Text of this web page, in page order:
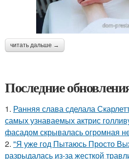
читать дальше →
Последние
1. Ранняя слава сделала
самых узнаваемых актрис
фасадом скрывалась огромная
2. "Я уже год Пытаюсь Просто
разрыдалась из-за жесткой